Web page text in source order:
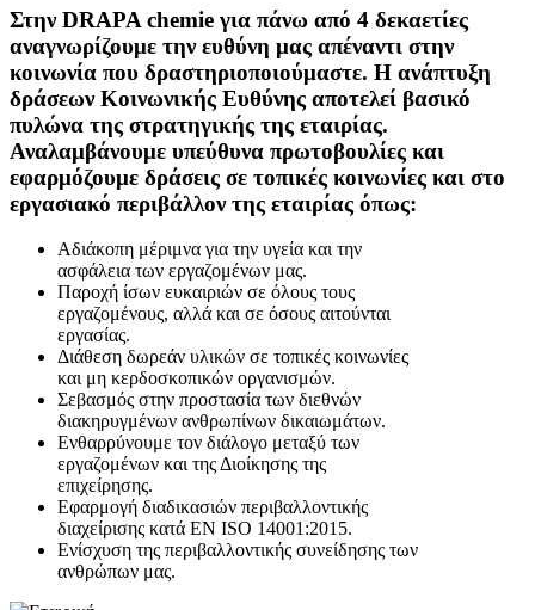
Στην DRAPA chemie για πάνω από 4 δεκαετίες
αναγνωρίζουμε την ευθύνη μας απέναντι στην
κοινωνία που δραστηριοποιούμαστε. Η ανάπτυξη
δράσεων Κοινωνικής Ευθύνης αποτελεί βασικό
πυλώνα της στρατηγικής της εταιρίας.
Αναλαμβάνουμε υπεύθυνα πρωτοβουλίες και
εφαρμόζουμε δράσεις σε τοπικές κοινωνίες και στο
εργασιακό περιβάλλον της εταιρίας όπως:
Αδιάκοπη μέριμνα για την υγεία και την
ασφάλεια των εργαζομένων μας.
Παρoχή ίσων ευκαιριών σε όλους τους
εργαζομένους, αλλά και σε όσους αιτούνται
εργασίας.
Διάθεση δωρεάν υλικών σε τοπικές κοινωνίες
και μη κερδοσκοπικών οργανισμών.
Σεβασμός στην προστασία των διεθνών
διακηρυγμένων ανθρωπίνων δικαιωμάτων.
Ενθαρρύνουμε τον διάλογο μεταξύ των
εργαζομένων και της Διοίκησης της
επιχείρησης.
Εφαρμογή διαδικασιών περιβαλλοντικής
διαχείρισης κατά EN ISO 14001:2015.
Ενίσχυση της περιβαλλοντικής συνείδησης των
ανθρώπων μας.